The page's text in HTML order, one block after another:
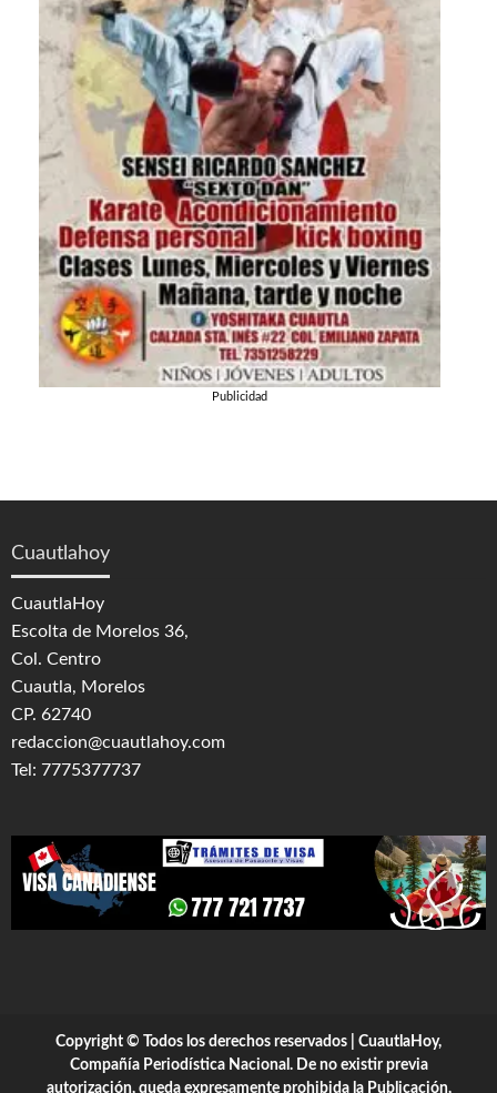
Publicidad
Cuautlahoy
CuautlaHoy
Escolta de Morelos 36,
Col. Centro
Cuautla, Morelos
CP. 62740
redaccion@cuautlahoy.com
Tel: 7775377737
Copyright © Todos los derechos reservados | CuautlaHoy,
Compañía Periodística Nacional. De no existir previa
autorización, queda expresamente prohibida la Publicación,